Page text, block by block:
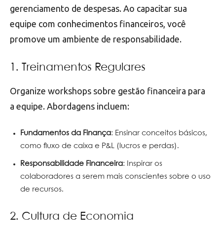
gerenciamento de despesas. Ao capacitar sua
equipe com conhecimentos financeiros, você
promove um ambiente de responsabilidade.
1. Treinamentos Regulares
Organize workshops sobre gestão financeira para
a equipe. Abordagens incluem:
Fundamentos da Finança: Ensinar conceitos básicos,
como fluxo de caixa e P&L (lucros e perdas).
Responsabilidade Financeira: Inspirar os
colaboradores a serem mais conscientes sobre o uso
de recursos.
2. Cultura de Economia